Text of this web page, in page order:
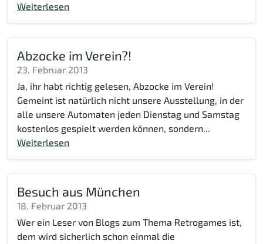
Weiterlesen
Abzocke im Verein?!
23. Februar 2013
Ja, ihr habt richtig gelesen, Abzocke im Verein!
Gemeint ist natürlich nicht unsere Ausstellung, in der
alle unsere Automaten jeden Dienstag und Samstag
kostenlos gespielt werden können, sondern...
Weiterlesen
Besuch aus München
18. Februar 2013
Wer ein Leser von Blogs zum Thema Retrogames ist,
dem wird sicherlich schon einmal die